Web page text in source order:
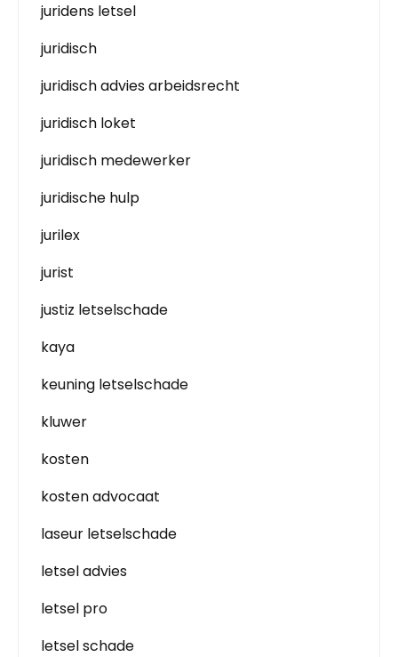
juridens letsel
juridisch
juridisch advies arbeidsrecht
juridisch loket
juridisch medewerker
juridische hulp
jurilex
jurist
justiz letselschade
kaya
keuning letselschade
kluwer
kosten
kosten advocaat
laseur letselschade
letsel advies
letsel pro
letsel schade